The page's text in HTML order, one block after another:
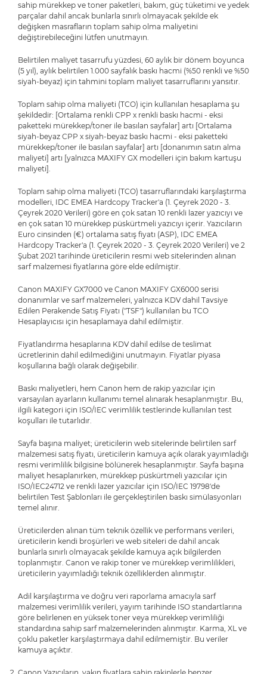
sahip mürekkep ve toner paketleri, bakım, güç tüketimi ve yedek
parçalar dahil ancak bunlarla sınırlı olmayacak şekilde ek
değişken masrafların toplam sahip olma maliyetini
değiştirebileceğini lütfen unutmayın.
Belirtilen maliyet tasarrufu yüzdesi, 60 aylık bir dönem boyunca
(5 yıl), aylık belirtilen 1.000 sayfalık baskı hacmi (%50 renkli ve %50
siyah-beyaz) için tahmini toplam maliyet tasarruflarını yansıtır.
Toplam sahip olma maliyeti (TCO) için kullanılan hesaplama şu
şekildedir: [Ortalama renkli CPP x renkli baskı hacmi - eksi
paketteki mürekkep/toner ile basılan sayfalar] artı [Ortalama
siyah-beyaz CPP x siyah-beyaz baskı hacmi - eksi paketteki
mürekkep/toner ile basılan sayfalar] artı [donanımın satın alma
maliyeti] artı [yalnızca MAXIFY GX modelleri için bakım kartuşu
maliyeti].
Toplam sahip olma maliyeti (TCO) tasarruflarındaki karşılaştırma
modelleri, IDC EMEA Hardcopy Tracker'a (1. Çeyrek 2020 - 3.
Çeyrek 2020 Verileri) göre en çok satan 10 renkli lazer yazıcıyı ve
en çok satan 10 mürekkep püskürtmeli yazıcıyı içerir. Yazıcıların
Euro cinsinden (€) ortalama satış fiyatı (ASP), IDC EMEA
Hardcopy Tracker'a (1. Çeyrek 2020 - 3. Çeyrek 2020 Verileri) ve 2
Şubat 2021 tarihinde üreticilerin resmi web sitelerinden alınan
sarf malzemesi fiyatlarına göre elde edilmiştir.
Canon MAXIFY GX7000 ve Canon MAXIFY GX6000 serisi
donanımlar ve sarf malzemeleri, yalnızca KDV dahil Tavsiye
Edilen Perakende Satış Fiyatı ("TSF") kullanılan bu TCO
Hesaplayıcısı için hesaplamaya dahil edilmiştir.
Fiyatlandırma hesaplarına KDV dahil edilse de teslimat
ücretlerinin dahil edilmediğini unutmayın. Fiyatlar piyasa
koşullarına bağlı olarak değişebilir.
Baskı maliyetleri, hem Canon hem de rakip yazıcılar için
varsayılan ayarların kullanımı temel alınarak hesaplanmıştır. Bu,
ilgili kategori için ISO/IEC verimlilik testlerinde kullanılan test
koşulları ile tutarlıdır.
Sayfa başına maliyet; üreticilerin web sitelerinde belirtilen sarf
malzemesi satış fiyatı, üreticilerin kamuya açık olarak yayımladığı
resmi verimlilik bilgisine bölünerek hesaplanmıştır. Sayfa başına
maliyet hesaplanırken, mürekkep püskürtmeli yazıcılar için
ISO/IEC24712 ve renkli lazer yazıcılar için ISO/IEC 19798'de
belirtilen Test Şablonları ile gerçekleştirilen baskı simülasyonları
temel alınır.
Üreticilerden alınan tüm teknik özellik ve performans verileri,
üreticilerin kendi broşürleri ve web siteleri de dahil ancak
bunlarla sınırlı olmayacak şekilde kamuya açık bilgilerden
toplanmıştır. Canon ve rakip toner ve mürekkep verimlilikleri,
üreticilerin yayımladığı teknik özelliklerden alınmıştır.
Adil karşılaştırma ve doğru veri raporlama amacıyla sarf
malzemesi verimlilik verileri, yayım tarihinde ISO standartlarına
göre belirlenen en yüksek toner veya mürekkep verimliliği
standardına sahip sarf malzemelerinden alınmıştır. Karma, XL ve
çoklu paketler karşılaştırmaya dahil edilmemiştir. Bu veriler
kamuya açıktır.